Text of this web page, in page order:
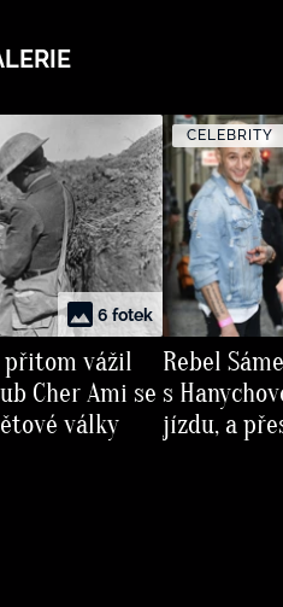
6 fotek
přitom vážil
Cher Ami se
války
CELEBRITY
Rebel
s
jízdu, a